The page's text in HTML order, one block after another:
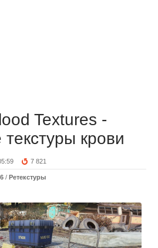
Textures -
крови
7 821
/ Ретекстуры